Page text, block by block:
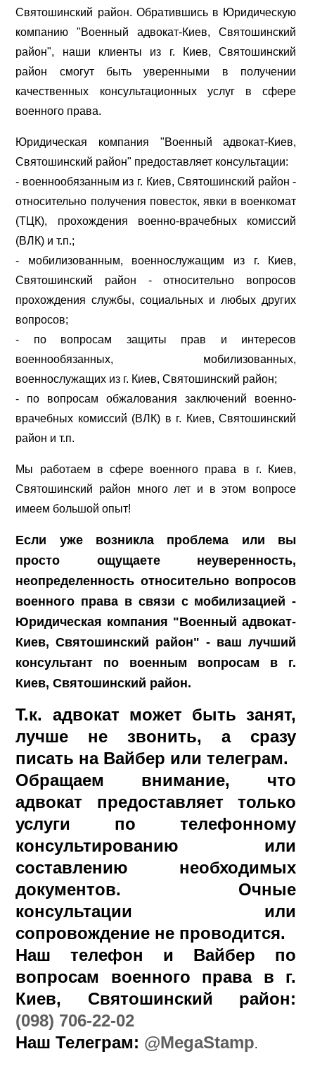
Святошинский район. Обратившись в Юридическую
компанию "Военный адвокат-Киев, Святошинский
район", наши клиенты из г. Киев, Святошинский
район смогут быть уверенными в получении
качественных консультационных услуг в сфере
военного права.
Юридическая компания "Военный адвокат-Киев,
Святошинский район" предоставляет консультации:
- военнообязанным из г. Киев, Святошинский район -
относительно получения повесток, явки в военкомат
(ТЦК), прохождения военно-врачебных комиссий
(ВЛК) и т.п.;
- мобилизованным, военнослужащим из г. Киев,
Святошинский район - относительно вопросов
прохождения службы, социальных и любых других
вопросов;
- по вопросам защиты прав и интересов
военнообязанных, мобилизованных,
военнослужащих из г. Киев, Святошинский район;
- по вопросам обжалования заключений военно-
врачебных комиссий (ВЛК) в г. Киев, Святошинский
район и т.п.
Мы работаем в сфере военного права в г. Киев,
Святошинский район много лет и в этом вопросе
имеем большой опыт!
Если уже возникла проблема или вы
просто ощущаете неуверенность,
неопределенность относительно вопросов
военного права в связи с мобилизацией -
Юридическая компания "Военный адвокат-
Киев, Святошинский район" - ваш лучший
консультант по военным вопросам в г.
Киев, Святошинский район.
Т.к. адвокат может быть занят,
лучше не звонить, а сразу
писать на Вайбер или телеграм.
Обращаем внимание, что
адвокат предоставляет только
услуги по телефонному
консультированию или
составлению необходимых
документов. Очные
консультации или
сопровождение не проводится.
Наш телефон и Вайбер по
вопросам военного права в г.
Киев, Святошинский район:
(098) 706-22-02
Наш Телеграм: @MegaStamp.